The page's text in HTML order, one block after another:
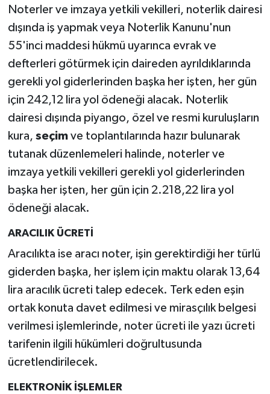
Noterler ve imzaya yetkili vekilleri, noterlik dairesi
dışında iş yapmak veya Noterlik Kanunu'nun
55'inci maddesi hükmü uyarınca evrak ve
defterleri götürmek için daireden ayrıldıklarında
gerekli yol giderlerinden başka her işten, her gün
için 242,12 lira yol ödeneği alacak. Noterlik
dairesi dışında piyango, özel ve resmi kuruluşların
kura, seçimve toplantılarında hazır bulunarak
tutanak düzenlemeleri halinde, noterler ve
imzaya yetkili vekilleri gerekli yol giderlerinden
başka her işten, her gün için 2.218,22 lira yol
ödeneği alacak.
ARACILIK ÜCRETİ
Aracılıkta ise aracı noter, işin gerektirdiği her türlü
giderden başka, her işlem için maktu olarak 13,64
lira aracılık ücreti talep edecek. Terk eden eşin
ortak konuta davet edilmesi ve mirasçılık belgesi
verilmesi işlemlerinde, noter ücreti ile yazı ücreti
tarifenin ilgili hükümleri doğrultusunda
ücretlendirilecek.
ELEKTRONİK İŞLEMLER